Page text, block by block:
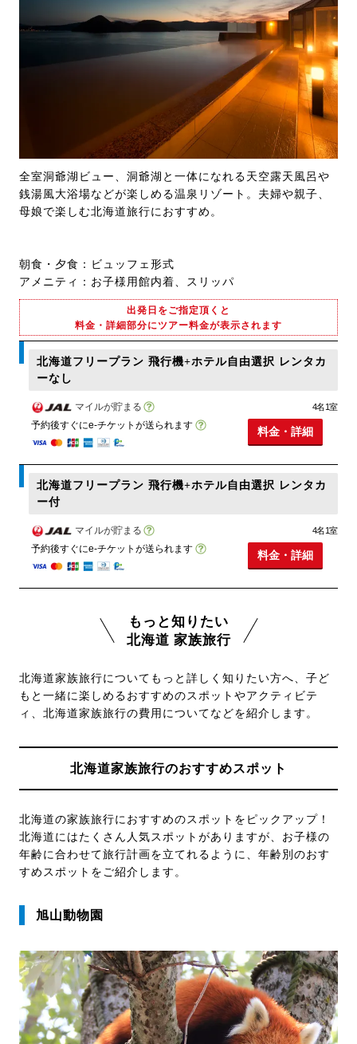
全室洞爺湖ビュー、洞爺湖と一体になれる天空露天風呂や
銭湯風大浴場などが楽しめる温泉リゾート。夫婦や親子、
母娘で楽しむ北海道旅行におすすめ。
朝食・夕食：ビュッフェ形式
アメニティ：お子様用館内着、スリッパ
出発日をご指定頂くと
料金・詳細部分にツアー料金が表示されます
北海道フリープラン 飛行機+ホテル自由選択 レンタカ
ーなし
マイルが貯まる
予約後すぐにe-チケットが送られます
4名1室
料金・詳細
北海道フリープラン 飛行機+ホテル自由選択 レンタカ
ー付
マイルが貯まる
予約後すぐにe-チケットが送られます
4名1室
料金・詳細
もっと知りたい
北海道 家族旅行
北海道家族旅行についてもっと詳しく知りたい方へ、子ど
もと一緒に楽しめるおすすめのスポットやアクティビテ
ィ、北海道家族旅行の費用についてなどを紹介します。
北海道家族旅行のおすすめスポット
北海道の家族旅行におすすめのスポットをピックアップ！
北海道にはたくさん人気スポットがありますが、お子様の
年齢に合わせて旅行計画を立てれるように、年齢別のおす
すめスポットをご紹介します。
旭山動物園